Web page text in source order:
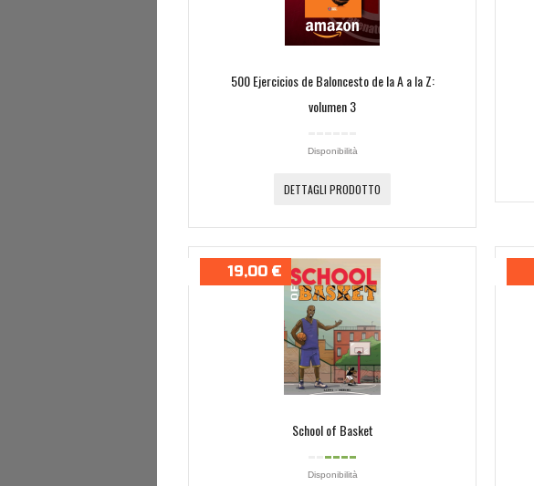
500 Ejercicios de Baloncesto de la A a la Z:
volumen 3
Disponibilità
DETTAGLI PRODOTTO
19,00 €
School of Basket
Disponibilità